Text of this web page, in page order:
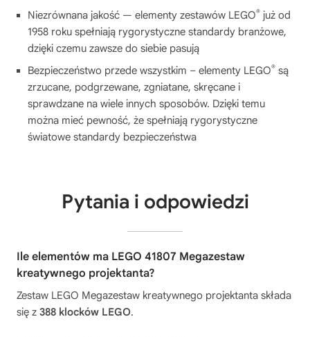
Niezrównana jakość — elementy zestawów LEGO® już od
1958 roku spełniają rygorystyczne standardy branżowe,
dzięki czemu zawsze do siebie pasują
Bezpieczeństwo przede wszystkim – elementy LEGO® są
zrzucane, podgrzewane, zgniatane, skręcane i
sprawdzane na wiele innych sposobów. Dzięki temu
można mieć pewność, że spełniają rygorystyczne
światowe standardy bezpieczeństwa
Pytania i odpowiedzi
Ile elementów ma LEGO 41807 Megazestaw
kreatywnego projektanta?
Zestaw LEGO Megazestaw kreatywnego projektanta składa
się z 388 klocków LEGO.